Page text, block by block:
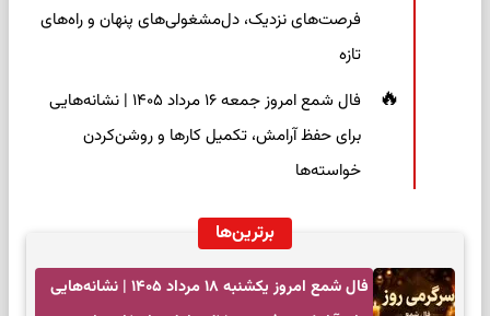
فرصت‌های نزدیک، دل‌مشغولی‌های پنهان و راه‌های
تازه
فال شمع امروز جمعه ۱۶ مرداد ۱۴۰۵ | نشانه‌هایی
برای حفظ آرامش، تکمیل کارها و روشن‌کردن
خواسته‌ها
برترین‌ها
فال شمع امروز یکشنبه ۱۸ مرداد ۱۴۰۵ | نشانه‌هایی